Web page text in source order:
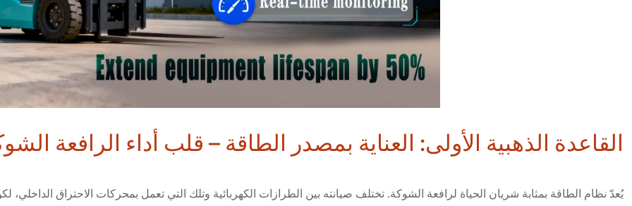
القاعدة الذهبية الأولى: العناية بمصدر الطاقة – قلب أداء الرافعة
يُعدّ نظام الطاقة بمثابة شريان الحياة لرافعة الشوكة. تختلف صيانته بين الطرازات الكهربائية وتلك التي تعمل بمحركات الاحتراق الداخلي،